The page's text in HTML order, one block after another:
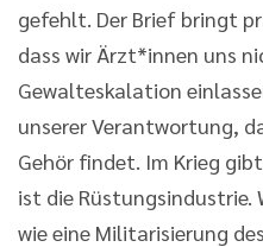
gefehlt. Der Brief bringt
dass wir Ärzt*innen uns
Gewalteskalation
unserer Verantwortung,
Gehör findet. Im Krieg
ist die Rüstungsindustrie.
wie eine Militarisierung